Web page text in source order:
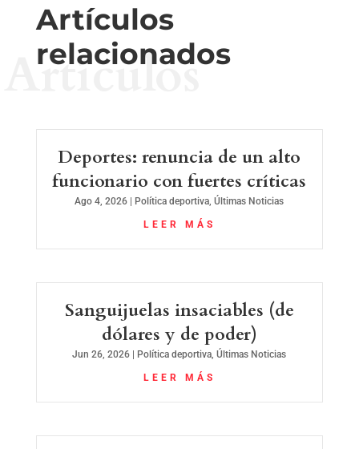
Artículos
relacionados
Artículos
Deportes: renuncia de un alto
funcionario con fuertes críticas
Ago 4, 2026 | Política deportiva ,Últimas Noticias
LEER MÁS
Sanguijuelas insaciables (de
dólares y de poder)
Jun 26, 2026 | Política deportiva ,Últimas Noticias
LEER MÁS